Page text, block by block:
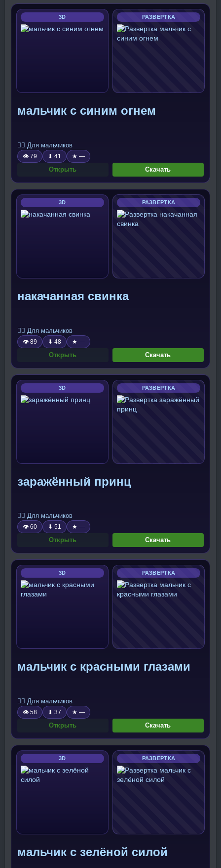
3D РАЗВЕРТКА
мальчик с синим огнем
🧍‍♂️ Для мальчиков
👁 79 ⬇ 41 ★ —
Открыть Скачать
3D РАЗВЕРТКА
накачанная свинка
🧍‍♂️ Для мальчиков
👁 89 ⬇ 48 ★ —
Открыть Скачать
3D РАЗВЕРТКА
заражённый принц
🧍‍♂️ Для мальчиков
👁 60 ⬇ 51 ★ —
Открыть Скачать
3D РАЗВЕРТКА
мальчик с красными глазами
🧍‍♂️ Для мальчиков
👁 58 ⬇ 37 ★ —
Открыть Скачать
3D РАЗВЕРТКА
мальчик с зелёной силой